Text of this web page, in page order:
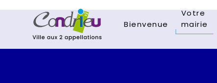
Bienvenue
Votre
mairie